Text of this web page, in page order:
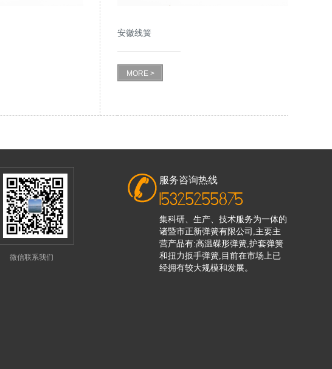
安徽线簧
MORE >
微信联系我们
服务咨询热线
15325255875
集科研、生产、技术服务为一体的
诸暨市正新弹簧有限公司,主要主
营产品有:高温碟形弹簧,护套弹簧
和扭力扳手弹簧,目前在市场上已
经拥有较大规模和发展。